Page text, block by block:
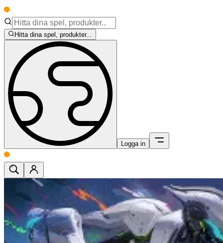
Hitta dina spel, produkter...
Logga in